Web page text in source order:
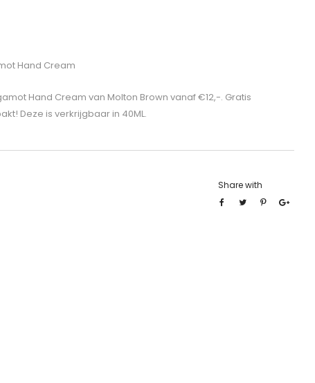
Hand Cream
Hand Cream van Molton Brown vanaf €12,-. Gratis
Deze is verkrijgbaar in 40ML.
Share with